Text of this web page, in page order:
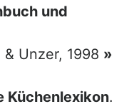
und
& Unzer, 1998 »
Küchenlexikon.